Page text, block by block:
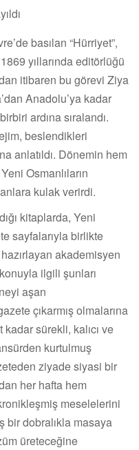
basılan “Hürriyet”,
yıllarında editörlüğü
itibaren bu görevi Ziya
Anadolu’ya kadar
ardına sıralandı.
beslendikleri
anlatıldı. Dönemin hem
Osmanlıların
kulak verirdi.
kitaplarda, Yeni
sayfalarıyla birlikte
hazırlayan akademisyen
ilgili şunları
aşan
çıkarmış olmalarına
sürekli, kalıcı ve
kurtulmuş
ziyade siyasi bir
her hafta hem
meselelerini
bir dobralıkla masaya
üreteceğine